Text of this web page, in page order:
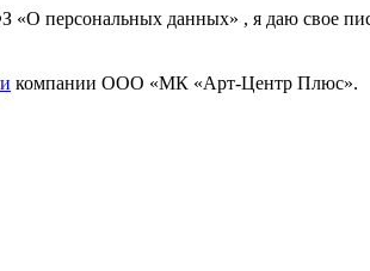
«О персональных данных» , я даю свое
компании ООО «МК «Арт-Центр Плюс».